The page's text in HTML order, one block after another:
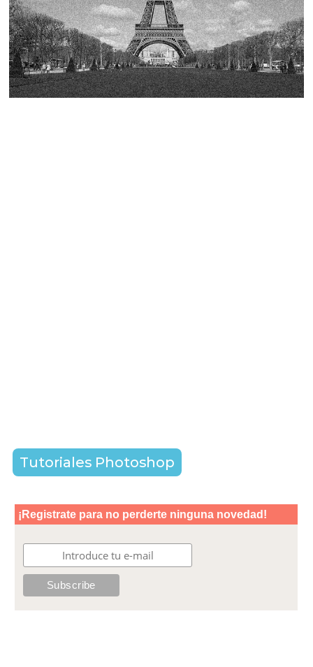
Tutoriales Photoshop